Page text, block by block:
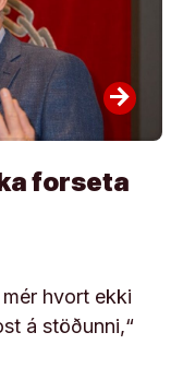
arrow_forward
forseta
hvort ekki
á stöðunni,“